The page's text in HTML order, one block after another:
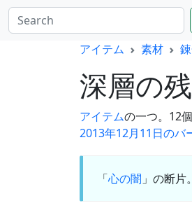
アイテム
素材
深層の
アイテムの一つ。12個
2013年12月11日のバ
「心の闇 」の断片。